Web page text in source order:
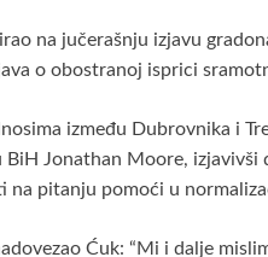
na jučerašnju izjavu
o obostranoj isprici
između Dubrovnika i
BiH Jonathan Moore,
na pitanju pomoći u
Ćuk: “Mi i dalje